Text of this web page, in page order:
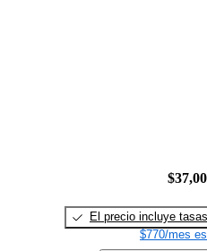
El precio incluye tasas
$770/mes